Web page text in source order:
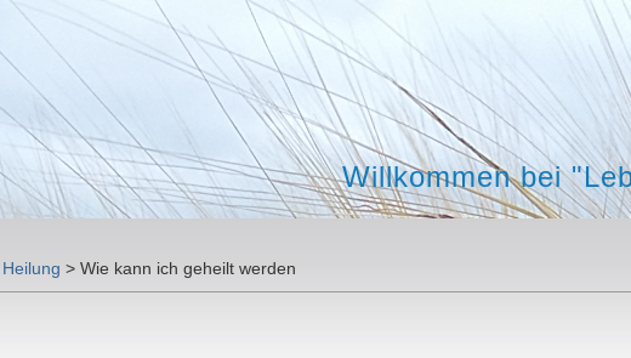
Willkommen bei
Heilung > Wie kann ich geheilt werden